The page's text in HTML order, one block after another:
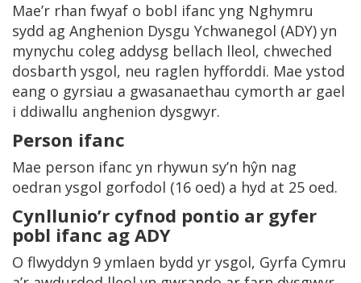
Mae’r rhan fwyaf o bobl ifanc yng Nghymru
sydd ag Anghenion Dysgu Ychwanegol (ADY) yn
mynychu coleg addysg bellach lleol, chweched
dosbarth ysgol, neu raglen hyfforddi. Mae ystod
eang o gyrsiau a gwasanaethau cymorth ar gael
i ddiwallu anghenion dysgwyr.
Person ifanc
Mae person ifanc yn rhywun sy’n hŷn nag
oedran ysgol gorfodol (16 oed) a hyd at 25 oed.
Cynllunio’r cyfnod pontio ar gyfer
pobl ifanc ag ADY
O flwyddyn 9 ymlaen bydd yr ysgol, Gyrfa Cymru